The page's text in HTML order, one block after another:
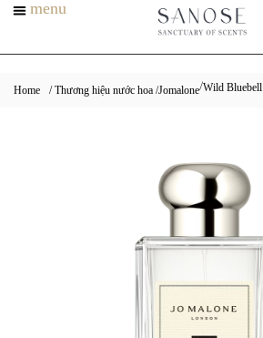
menu
Home / Thương hiệu nước hoa /Jomalone/Wild Bluebell